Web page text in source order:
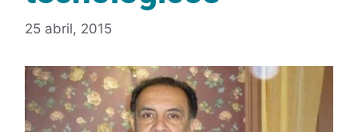
25 abril, 2015